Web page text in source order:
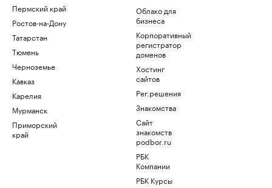
Пермский край
Ростов-на-Дону
Татарстан
Тюмень
Черноземье
Кавказ
Карелия
Мурманск
Приморский
край
Облако для
бизнеса
Корпоративный
регистратор
доменов
Хостинг
сайтов
Рег.решения
Знакомства
Сайт
знакомств
podbor.ru
РБК
Компании
РБК Курсы